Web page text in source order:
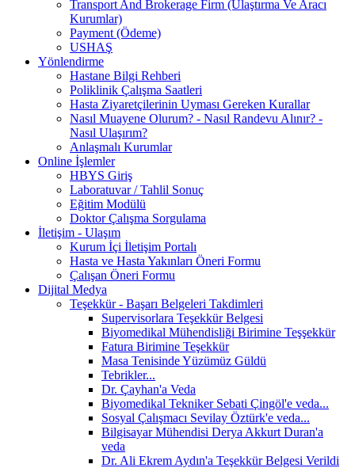
Transport And Brokerage Firm (Ulaştırma Ve Aracı
Kurumlar)
Payment (Ödeme)
USHAŞ
Yönlendirme
Hastane Bilgi Rehberi
Poliklinik Çalışma Saatleri
Hasta Ziyaretçilerinin Uyması Gereken Kurallar
Nasıl Muayene Olurum? - Nasıl Randevu Alınır? -
Nasıl Ulaşırım?
Anlaşmalı Kurumlar
Online İşlemler
HBYS Giriş
Laboratuvar / Tahlil Sonuç
Eğitim Modülü
Doktor Çalışma Sorgulama
İletişim - Ulaşım
Kurum İçi İletişim Portalı
Hasta ve Hasta Yakınları Öneri Formu
Çalışan Öneri Formu
Dijital Medya
Teşekkür - Başarı Belgeleri Takdimleri
Supervisorlara Teşekkür Belgesi
Biyomedikal Mühendisliği Birimine Teşşekkür
Fatura Birimine Teşekkür
Masa Tenisinde Yüzümüz Güldü
Tebrikler...
Dr. Çayhan'a Veda
Biyomedikal Tekniker Sebati Çingöl'e veda...
Sosyal Çalışmacı Sevilay Öztürk'e veda...
Bilgisayar Mühendisi Derya Akkurt Duran'a
veda
Dr. Ali Ekrem Aydın'a Teşekkür Belgesi Verildi